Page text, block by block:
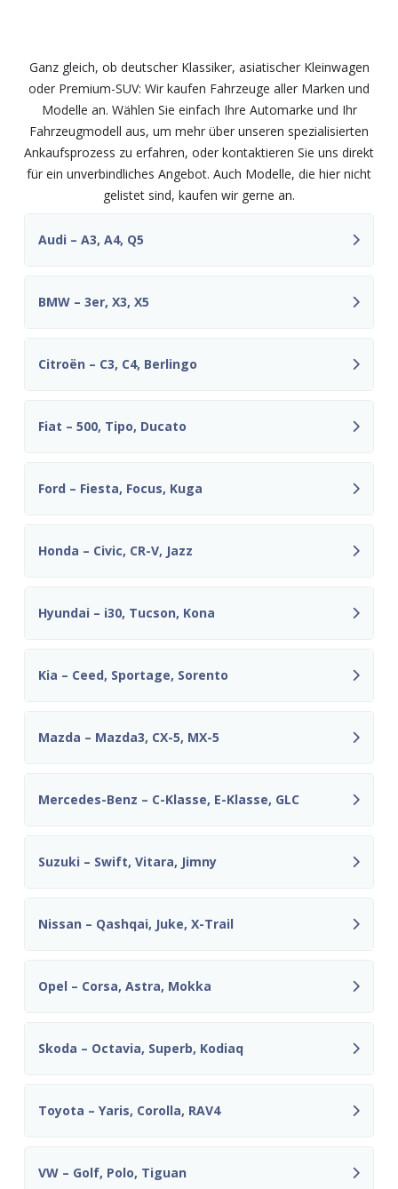
Ganz gleich, ob deutscher Klassiker, asiatischer Kleinwagen
oder Premium-SUV: Wir kaufen Fahrzeuge aller Marken und
Modelle an. Wählen Sie einfach Ihre Automarke und Ihr
Fahrzeugmodell aus, um mehr über unseren spezialisierten
Ankaufsprozess zu erfahren, oder kontaktieren Sie uns direkt
für ein unverbindliches Angebot. Auch Modelle, die hier nicht
gelistet sind, kaufen wir gerne an.
Audi – A3, A4, Q5
BMW – 3er, X3, X5
Citroën – C3, C4, Berlingo
Fiat – 500, Tipo, Ducato
Ford – Fiesta, Focus, Kuga
Honda – Civic, CR-V, Jazz
Hyundai – i30, Tucson, Kona
Kia – Ceed, Sportage, Sorento
Mazda – Mazda3, CX-5, MX-5
Mercedes-Benz – C-Klasse, E-Klasse, GLC
Suzuki – Swift, Vitara, Jimny
Nissan – Qashqai, Juke, X-Trail
Opel – Corsa, Astra, Mokka
Skoda – Octavia, Superb, Kodiaq
Toyota – Yaris, Corolla, RAV4
VW – Golf, Polo, Tiguan